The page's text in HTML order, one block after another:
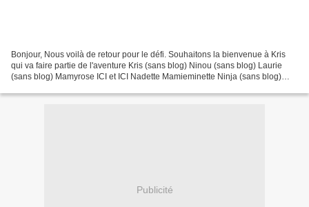
Bonjour, Nous voilà de retour pour le défi. Souhaitons la bienvenue à Kris
qui va faire partie de l'aventure Kris (sans blog) Ninou (sans blog) Laurie
(sans blog) Mamyrose ICI et ICI Nadette Mamieminette Ninja (sans blog)
Publicité